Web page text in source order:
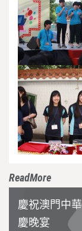
ReadMore
慶祝澳門中
慶晚宴